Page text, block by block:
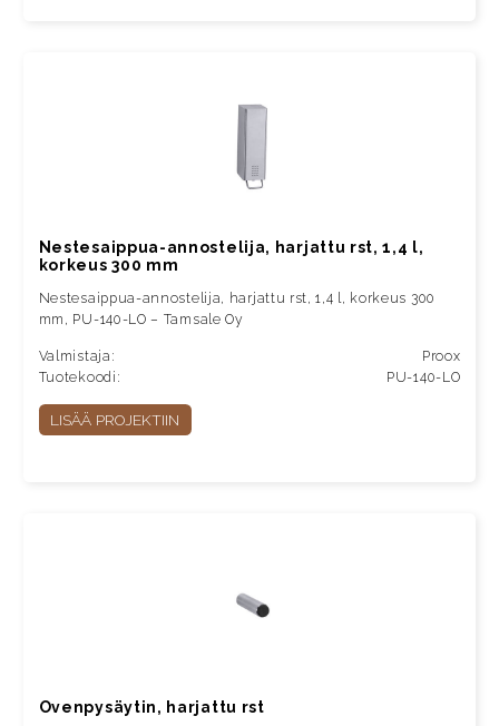
Nestesaippua-annostelija, harjattu rst, 1,4 l,
korkeus 300 mm
Nestesaippua-annostelija, harjattu rst, 1,4 l, korkeus 300
mm, PU-140-LO – Tamsale Oy
Valmistaja:
Proox
Tuotekoodi:
PU-140-LO
LISÄÄ PROJEKTIIN
Ovenpysäytin, harjattu rst